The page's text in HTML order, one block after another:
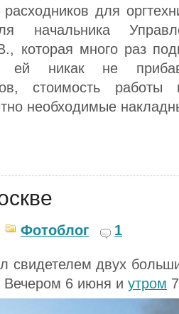
для
начальника
которая много раз
ей никак не
стоимость
необходимые
Фотоблог 1
свидетелем двух
Вечером 6 июня и утром